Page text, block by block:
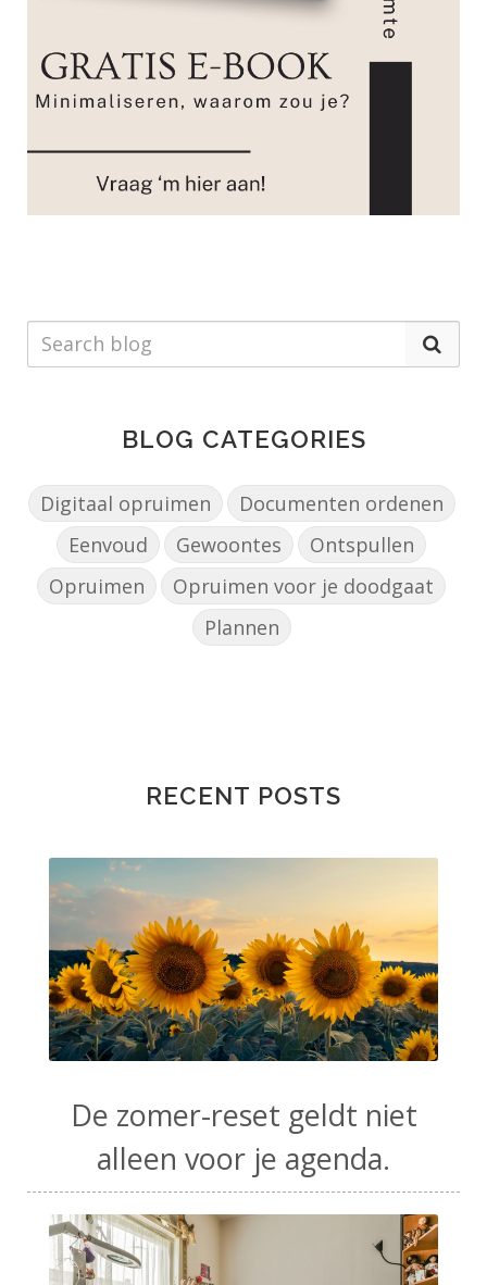
BLOG CATEGORIES
Digitaal opruimen
Documenten ordenen
Eenvoud
Gewoontes
Ontspullen
Opruimen
Opruimen voor je doodgaat
Plannen
RECENT POSTS
De zomer-reset geldt niet
alleen voor je agenda.